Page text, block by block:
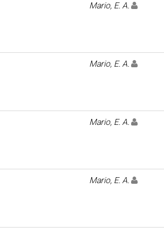
Mario, E. A.
Mario, E. A.
Mario, E. A.
Mario, E. A.